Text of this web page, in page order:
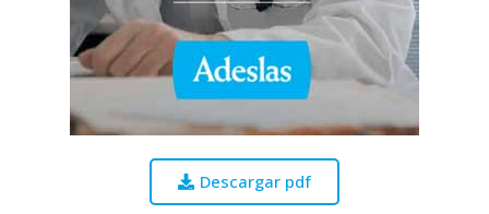
Descargar pdf